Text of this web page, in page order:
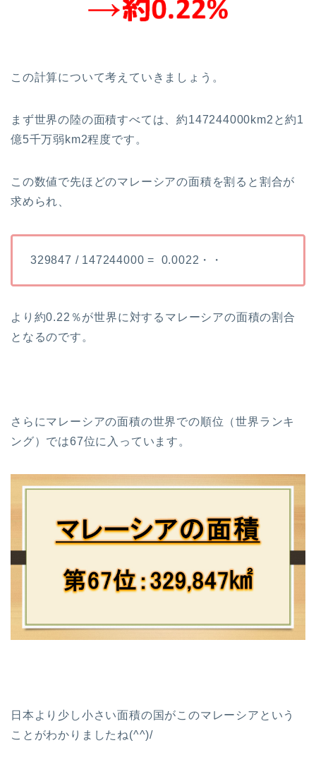
この計算について考えていきましょう。
まず世界の陸の面積すべては、約147244000km2と約1
億5千万弱km2程度です。
この数値で先ほどのマレーシアの面積を割ると割合が
求められ、
329847 / 147244000 = 0.0022・・
より約0.22％が世界に対するマレーシアの面積の割合
となるのです。
さらにマレーシアの面積の世界での順位（世界ランキ
ング）では67位に入っています。
日本より少し小さい面積の国がこのマレーシアという
ことがわかりましたね(^^)/